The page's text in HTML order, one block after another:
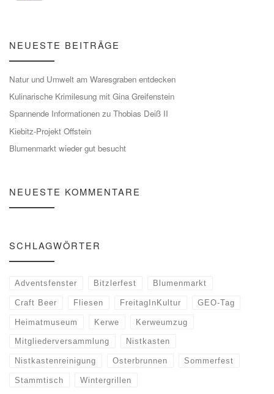
NEUESTE BEITRÄGE
Natur und Umwelt am Waresgraben entdecken
Kulinarische Krimilesung mit Gina Greifenstein
Spannende Informationen zu Thobias Deiß II
Kiebitz-Projekt Offstein
Blumenmarkt wieder gut besucht
NEUESTE KOMMENTARE
SCHLAGWÖRTER
Adventsfenster Bitzlerfest Blumenmarkt
Craft Beer Fliesen FreitagInKultur GEO-Tag
Heimatmuseum Kerwe Kerweumzug
Mitgliederversammlung Nistkasten
Nistkastenreinigung Osterbrunnen Sommerfest
Stammtisch Wintergrillen